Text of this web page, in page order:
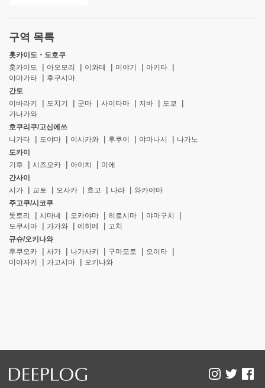
구역 목록
홋카이도・도호쿠
홋카이도
아오모리 이와테 미야기
아키타
야마가타
후쿠시마
간토
이바라키
도치기 군마 사이타마 지바
도쿄
가나가와
호쿠리쿠/고신에쓰
니가타
도야마 이시카와 후쿠이 야마나시
나가노
도카이
기후
시즈오카 아이치
미에
간사이
시가
교토 오사카 효고 나라
와카야마
주고쿠/시코쿠
돗토리
시마네 오카야마 히로시마
야마구치
도쿠시마
가가와 에히메
고치
규슈/오키나와
후쿠오카
사가 나가사키 구마모토
오이타
미야자키
가고시마 오키나와